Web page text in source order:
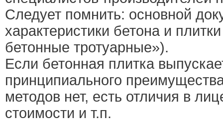
Следует помнить: основной
характеристики бетона и
бетонные тротуарные»).
Если бетонная плитка
принципиального
методов нет, есть отличия в
стоимости и т.п.